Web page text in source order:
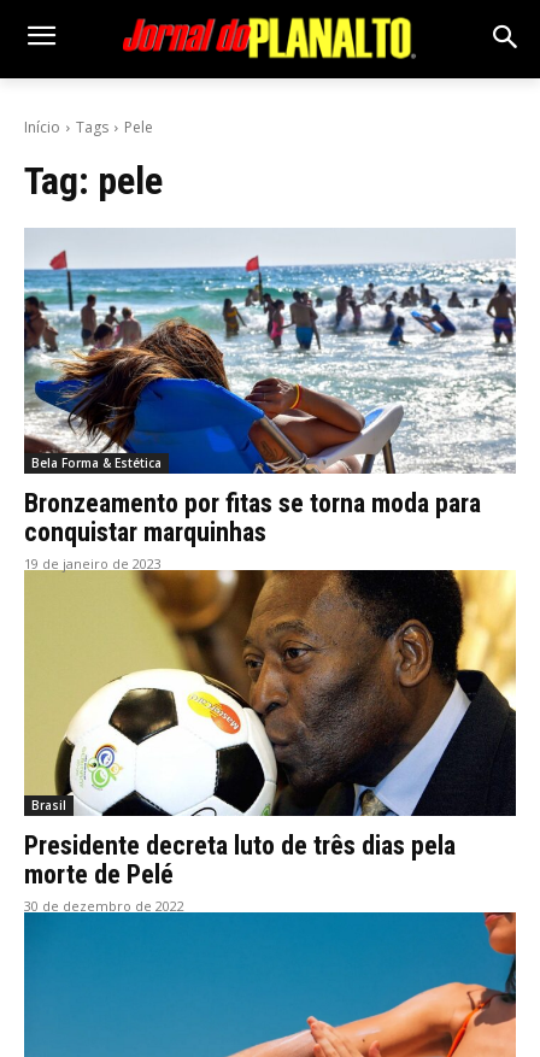
Início Tags Pele
Tag: pele
Bela Forma & Estética
Bronzeamento por fitas se torna moda para
conquistar marquinhas
19 de janeiro de 2023
Brasil
Presidente decreta luto de três dias pela
morte de Pelé
30 de dezembro de 2022